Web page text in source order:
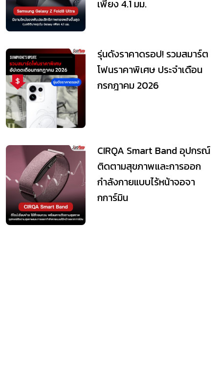
เพียง 4.1 มม.
รุ่นดังราคาดรอป! รวมสมาร์ต
โฟนราคาพิเศษ ประจำเดือน
กรกฎาคม 2026
CIRQA Smart Band อุปกรณ์
ติดตามสุขภาพและการออก
กำลังกายแบบไร้หน้าจอจา
กการ์มิน